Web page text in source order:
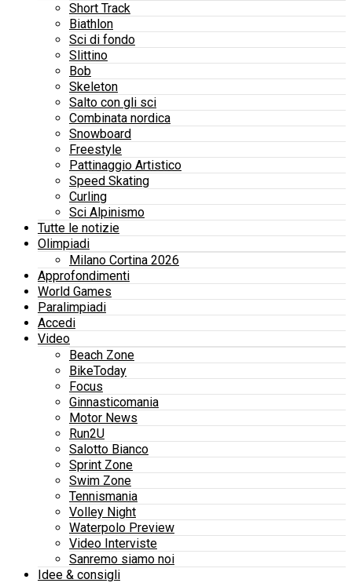
Short Track
Biathlon
Sci di fondo
Slittino
Bob
Skeleton
Salto con gli sci
Combinata nordica
Snowboard
Freestyle
Pattinaggio Artistico
Speed Skating
Curling
Sci Alpinismo
Tutte le notizie
Olimpiadi
Milano Cortina 2026
Approfondimenti
World Games
Paralimpiadi
Accedi
Video
Beach Zone
BikeToday
Focus
Ginnasticomania
Motor News
Run2U
Salotto Bianco
Sprint Zone
Swim Zone
Tennismania
Volley Night
Waterpolo Preview
Video Interviste
Sanremo siamo noi
Idee & consigli